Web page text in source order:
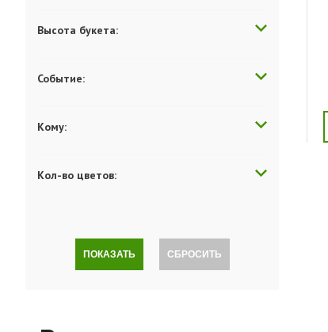
Высота букета:
Событие:
Кому:
Кол-во цветов:
ПОКАЗАТЬ СБРОСИТЬ